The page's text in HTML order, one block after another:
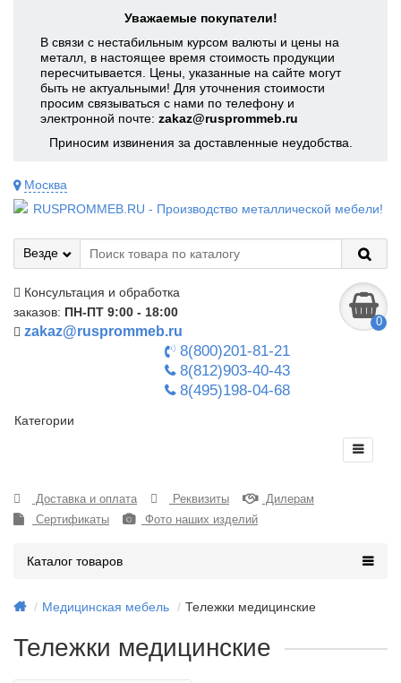
Уважаемые покупатели!
В связи с нестабильным курсом валюты и цены на
металл, в настоящее время стоимость продукции
пересчитывается. Цены, указанные на сайте могут
быть не актуальными! Для уточнения стоимости
просим связываться с нами по телефону и
электронной почте: zakaz@rusprommeb.ru
Приносим извинения за доставленные неудобства.
Москва
Везде
Консультация и обработка
заказов: ПН-ПТ 9:00 - 18:00
zakaz@rusprommeb.ru
8(800)201-81-21
8(812)903-40-43
8(495)198-04-68
0
Категории
Доставка и оплата Реквизиты
Дилерам
Сертификаты
Фото наших изделий
Каталог товаров
Медицинская мебель Тележки медицинские
Тележки медицинские